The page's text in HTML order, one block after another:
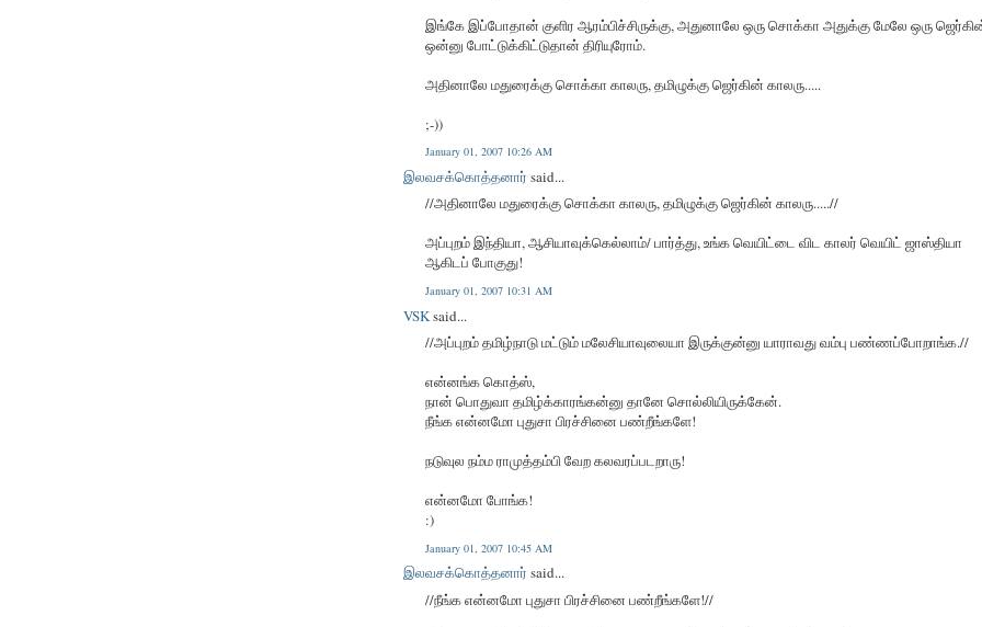
இங்கே இப்போதான் குளிர ஆரம்பிச்சிருக்கு, அதுனாலே ஒரு சொக்கா அதுக்கு மேலே ஒரு
ஒன்னு போட்டுக்கிட்டுதான் திரியுரோம்.
அதினாலே மதுரைக்கு சொக்கா காலரு, தமிழுக்கு ஜெர்கின் காலரு.....
;-))
January 01, 2007 10:26 AM
இலவசக்கொத்தனார் said...
//அதினாலே மதுரைக்கு சொக்கா காலரு, தமிழுக்கு ஜெர்கின் காலரு.....//
அப்புறம் இந்தியா, ஆசியாவுக்கெல்லாம்/ பார்த்து, உங்க வெயிட்டை விட காலர் வெயிட் ஜாஸ்தியா
ஆகிடப் போகுது!
January 01, 2007 10:31 AM
VSKsaid...
//அப்புறம் தமிழ்நாடு மட்டும் மலேசியாவுலையா இருக்குன்னு யாராவது வம்பு பண்ணப்போறாங்க.//
என்னங்க கொத்ஸ்,
நான் பொதுவா தமிழ்க்காரங்கன்னு தானே சொல்லியிருக்கேன்.
நீங்க என்னமோ புதுசா பிரச்சினை பண்றீங்களே!
நடுவுல நம்ம ராமுத்தம்பி வேற கலவரப்படறாரு!
என்னமோ போங்க!
:)
January 01, 2007 10:45 AM
இலவசக்கொத்தனார் said...
//நீங்க என்னமோ புதுசா பிரச்சினை பண்றீங்களே!//